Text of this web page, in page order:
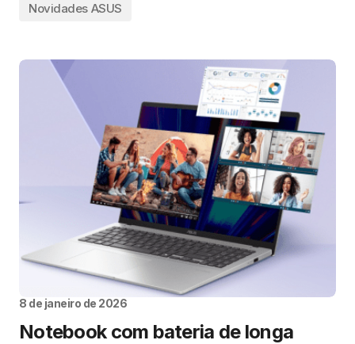
Novidades ASUS
8 de janeiro de 2026
Notebook com bateria de longa